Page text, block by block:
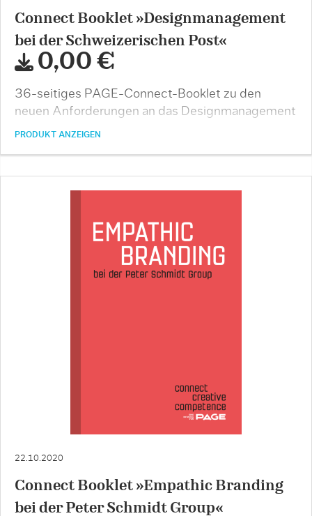
Connect Booklet »Designmanagement
bei der Schweizerischen Post«
0,00 €
36-seitiges PAGE-Connect-Booklet zu den
neuen Anforderungen an das Designmanagement
PRODUKT ANZEIGEN
22.10.2020
Connect Booklet »Empathic Branding
bei der Peter Schmidt Group«